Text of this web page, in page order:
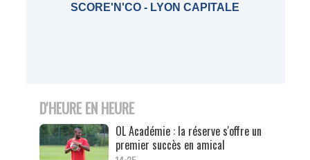
SCORE'N'CO - LYON CAPITALE
D'HEURE EN HEURE
OL Académie : la réserve s'offre un
premier succès en amical